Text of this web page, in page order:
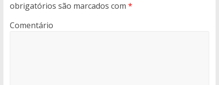
obrigatórios são marcados com *
Comentário